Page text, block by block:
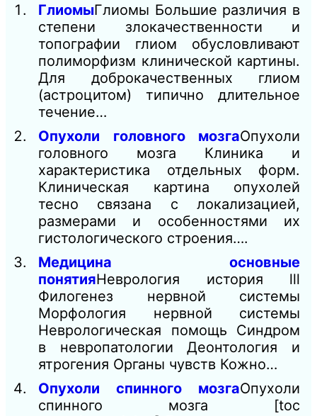
ГлиомыГлиомы Большие различия в
степени злокачественности и
топографии глиом обусловливают
полиморфизм клинической картины.
Для доброкачественных глиом
(астроцитом) типично длительное
течение…
Опухоли головного мозгаОпухоли
головного мозга Клиника и
характеристика отдельных форм.
Клиническая картина опухолей
тесно связана с локализацией,
размерами и особенностями их
гистологического строения….
Медицина основные
понятияНеврология история lll
Филогенез нервной системы
Морфология нервной системы
Неврологическая помощь Синдром
в невропатологии Деонтология и
ятрогения Органы чувств Кожно…
Опухоли спинного мозгаОпухоли
спинного мозга [toc